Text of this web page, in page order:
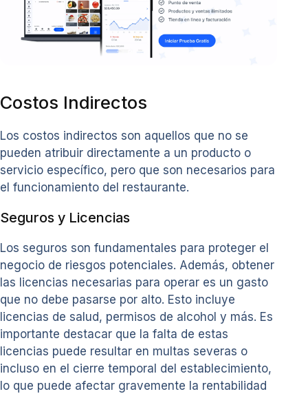
Costos Indirectos
Los costos indirectos son aquellos que no se
pueden atribuir directamente a un producto o
servicio específico, pero que son necesarios para
el funcionamiento del restaurante.
Seguros y Licencias
Los seguros son fundamentales para proteger el
negocio de riesgos potenciales. Además, obtener
las licencias necesarias para operar es un gasto
que no debe pasarse por alto. Esto incluye
licencias de salud, permisos de alcohol y más. Es
importante destacar que la falta de estas
licencias puede resultar en multas severas o
incluso en el cierre temporal del establecimiento,
lo que puede afectar gravemente la rentabilidad